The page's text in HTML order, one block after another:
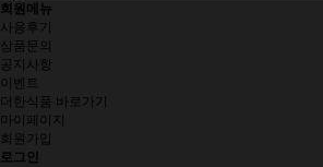
회원메뉴
사용후기
상품문의
공지사항
이벤트
더한식품 바로가기
마이페이지
회원가입
로그인